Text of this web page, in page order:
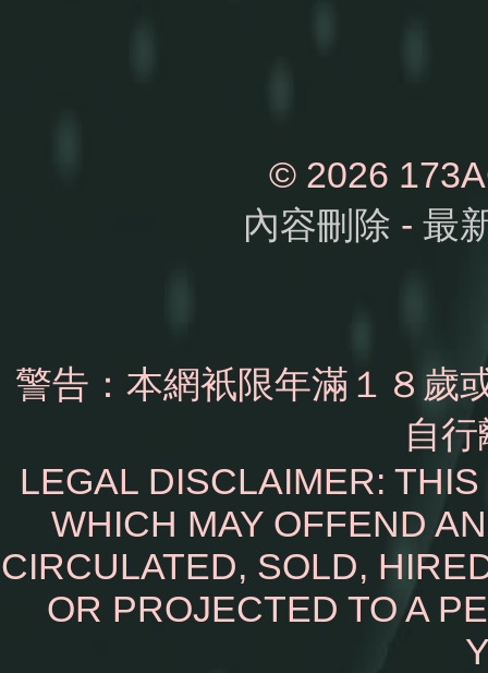
© 2026
內容刪除 - 最
警告：本網衹限年滿１８歲
自
LEGAL DISCLAIMER:
WHICH MAY OFFEND
CIRCULATED, SOLD,
OR PROJECTED TO A